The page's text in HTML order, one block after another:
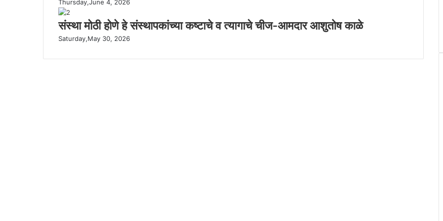
Thursday,June 4, 2026
संस्था मोठी होणे हे संस्थापकांच्या कष्टाचे व त्यागाचे चीज-आमदार आशुतोष काळे
Saturday,May 30, 2026